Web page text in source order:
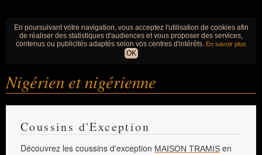
En poursuivant votre navigation, vous acceptez l'utilisation de cookies afin
de réaliser des statistiques d'audiences et vous proposer des services,
contenus ou publicités adaptés selon vos centres d'intérêts. En savoir plus
OK
Nigérien et nigérienne
Coussins d'Exception
Découvrez les coussins d'exception MAISON TRAMIS en